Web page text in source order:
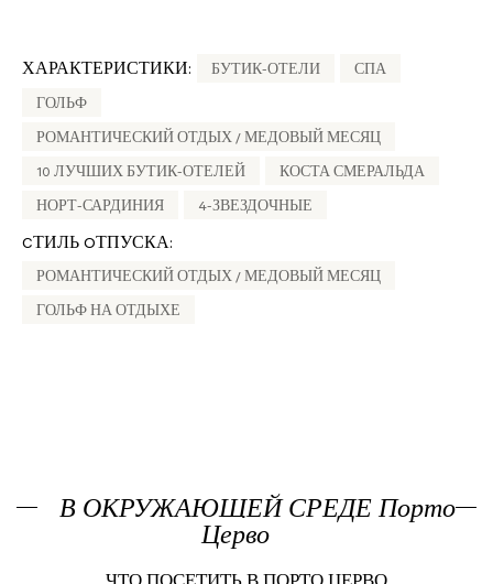
ХАРАКТЕРИСТИКИ: БУТИК-ОТЕЛИ СПА
ГОЛЬФ
РОМАНТИЧЕСКИЙ ОТДЫХ / МЕДОВЫЙ МЕСЯЦ
10 ЛУЧШИХ БУТИК-ОТЕЛЕЙ КОСТА СМЕРАЛЬДА
НОРТ-САРДИНИЯ 4-ЗВЕЗДОЧНЫЕ
CТИЛЬ OТПУСКА:
РОМАНТИЧЕСКИЙ ОТДЫХ / МЕДОВЫЙ МЕСЯЦ
ГОЛЬФ НА ОТДЫХЕ
В ОКРУЖАЮЩЕЙ СРЕДЕ Порто
Церво